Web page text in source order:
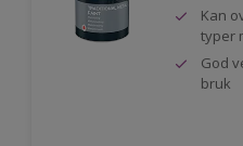
Kan
typer
God
bruk